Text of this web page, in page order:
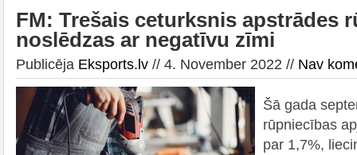
FM: Trešais ceturksnis apstrādes
noslēdzas ar negatīvu zīmi
Publicēja Eksports.lv // 4. November 2022 // Nav
Šā gada
rūpniecības
par 1,7%,